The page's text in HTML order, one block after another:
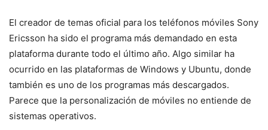
El creador de temas oficial para los teléfonos móviles Sony
Ericsson ha sido el programa más demandado en esta
plataforma durante todo el último año. Algo similar ha
ocurrido en las plataformas de Windows y Ubuntu, donde
también es uno de los programas más descargados.
Parece que la personalización de móviles no entiende de
sistemas operativos.